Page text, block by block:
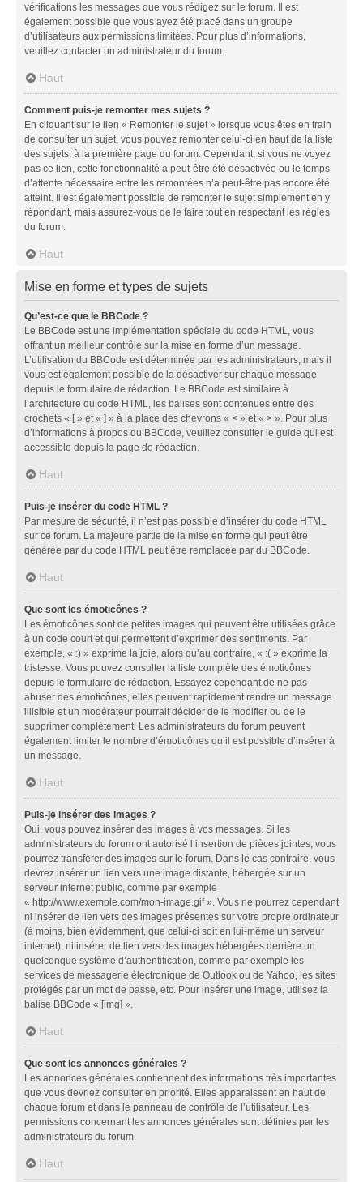
vérifications les messages que vous rédigez sur le forum. Il est
également possible que vous ayez été placé dans un groupe
d’utilisateurs aux permissions limitées. Pour plus d’informations,
veuillez contacter un administrateur du forum.
Haut
Comment puis-je remonter mes sujets ?
En cliquant sur le lien « Remonter le sujet » lorsque vous êtes en train
de consulter un sujet, vous pouvez remonter celui-ci en haut de la liste
des sujets, à la première page du forum. Cependant, si vous ne voyez
pas ce lien, cette fonctionnalité a peut-être été désactivée ou le temps
d’attente nécessaire entre les remontées n’a peut-être pas encore été
atteint. Il est également possible de remonter le sujet simplement en y
répondant, mais assurez-vous de le faire tout en respectant les règles
du forum.
Haut
Mise en forme et types de sujets
Qu’est-ce que le BBCode ?
Le BBCode est une implémentation spéciale du code HTML, vous
offrant un meilleur contrôle sur la mise en forme d’un message.
L’utilisation du BBCode est déterminée par les administrateurs, mais il
vous est également possible de la désactiver sur chaque message
depuis le formulaire de rédaction. Le BBCode est similaire à
l’architecture du code HTML, les balises sont contenues entre des
crochets « [ » et « ] » à la place des chevrons « < » et « > ». Pour plus
d’informations à propos du BBCode, veuillez consulter le guide qui est
accessible depuis la page de rédaction.
Haut
Puis-je insérer du code HTML ?
Par mesure de sécurité, il n’est pas possible d’insérer du code HTML
sur ce forum. La majeure partie de la mise en forme qui peut être
générée par du code HTML peut être remplacée par du BBCode.
Haut
Que sont les émoticônes ?
Les émoticônes sont de petites images qui peuvent être utilisées grâce
à un code court et qui permettent d’exprimer des sentiments. Par
exemple, « :) » exprime la joie, alors qu’au contraire, « :( » exprime la
tristesse. Vous pouvez consulter la liste complète des émoticônes
depuis le formulaire de rédaction. Essayez cependant de ne pas
abuser des émoticônes, elles peuvent rapidement rendre un message
illisible et un modérateur pourrait décider de le modifier ou de le
supprimer complètement. Les administrateurs du forum peuvent
également limiter le nombre d’émoticônes qu’il est possible d’insérer à
un message.
Haut
Puis-je insérer des images ?
Oui, vous pouvez insérer des images à vos messages. Si les
administrateurs du forum ont autorisé l’insertion de pièces jointes, vous
pourrez transférer des images sur le forum. Dans le cas contraire, vous
devrez insérer un lien vers une image distante, hébergée sur un
serveur internet public, comme par exemple
« http://www.exemple.com/mon-image.gif ». Vous ne pourrez cependant
ni insérer de lien vers des images présentes sur votre propre ordinateur
(à moins, bien évidemment, que celui-ci soit en lui-même un serveur
internet), ni insérer de lien vers des images hébergées derrière un
quelconque système d’authentification, comme par exemple les
services de messagerie électronique de Outlook ou de Yahoo, les sites
protégés par un mot de passe, etc. Pour insérer une image, utilisez la
balise BBCode « [img] ».
Haut
Que sont les annonces générales ?
Les annonces générales contiennent des informations très importantes
que vous devriez consulter en priorité. Elles apparaissent en haut de
chaque forum et dans le panneau de contrôle de l’utilisateur. Les
permissions concernant les annonces générales sont définies par les
administrateurs du forum.
Haut